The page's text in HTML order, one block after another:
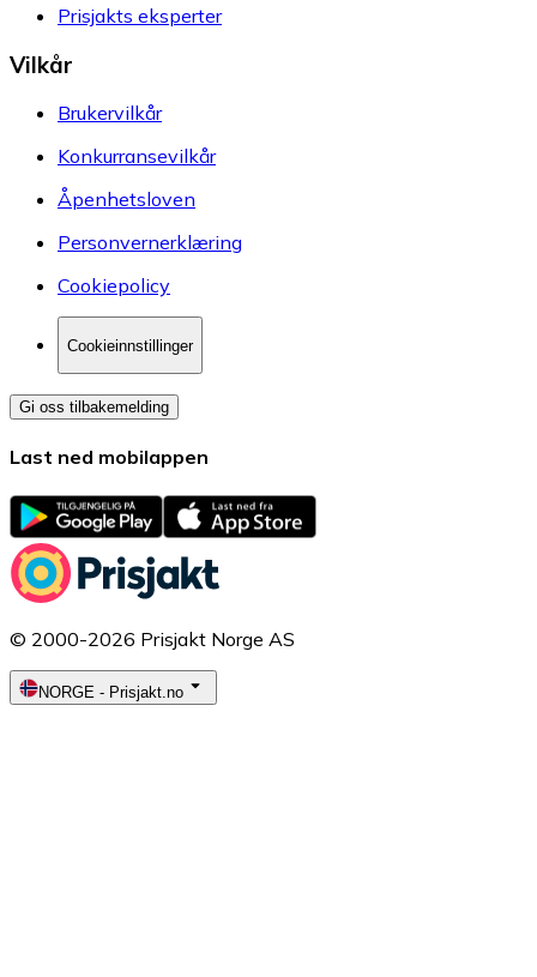
Prisjakts eksperter
Vilkår
Brukervilkår
Konkurransevilkår
Åpenhetsloven
Personvernerklæring
Cookiepolicy
Cookieinnstillinger
Gi oss tilbakemelding
Last ned mobilappen
© 2000-2026 Prisjakt Norge AS
NORGE - Prisjakt.no